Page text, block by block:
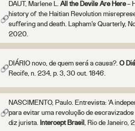
DAUT, Marlene L. All the Devils Are Here–
history of the Haitian Revolution
suffering and death. Lapham's Quarterly,
2020.
DIÁRIO novo, de quem será a causa?. O
Recife, n. 234, p. 3, 30 out. 1846.
NASCIMENTO, Paulo. Entrevista: ‘A
para evitar uma revolução de escravizados
diz jurista. Intercept Brasil, Rio de Janeiro,